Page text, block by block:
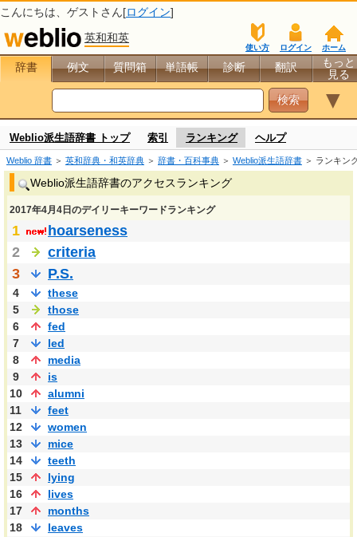
こんにちは、 ゲスト さん[ログイン]
英和和英
ホーム
ログイン
使い方
辞書 例文 質問箱 単語帳 診断 翻訳
もっと
見る
▼
Weblio派生語辞書 トップ 索引 ランキング ヘルプ
Weblio 辞書 ＞ 英和辞典・和英辞典 ＞ 辞書・百科事典 ＞ Weblio派生語辞書 ＞ ランキン
Weblio派生語辞書のアクセスランキング
2017年4月4日のデイリーキーワードランキング
1
hoarseness
2
criteria
3
P.S.
4
these
5
those
6
fed
7
led
8
media
9
is
10
alumni
11
feet
12
women
13
mice
14
teeth
15
lying
16
lives
17
months
18
leaves